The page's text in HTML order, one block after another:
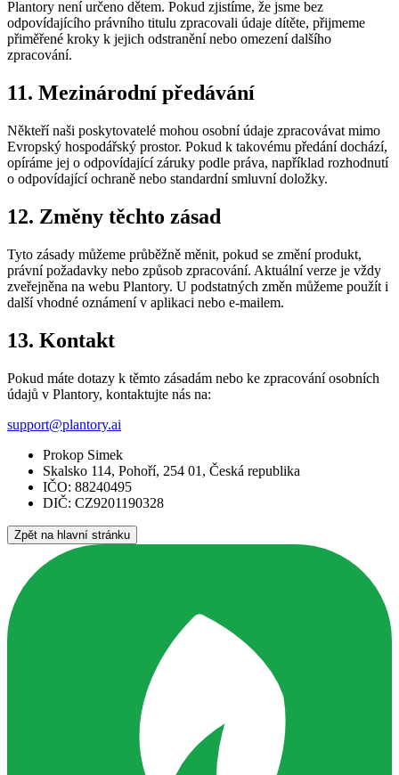
Plantory není určeno dětem. Pokud zjistíme, že jsme bez
odpovídajícího právního titulu zpracovali údaje dítěte, přijmeme
přiměřené kroky k jejich odstranění nebo omezení dalšího
zpracování.
11. Mezinárodní předávání
Někteří naši poskytovatelé mohou osobní údaje zpracovávat mimo
Evropský hospodářský prostor. Pokud k takovému předání dochází,
opíráme jej o odpovídající záruky podle práva, například rozhodnutí
o odpovídající ochraně nebo standardní smluvní doložky.
12. Změny těchto zásad
Tyto zásady můžeme průběžně měnit, pokud se změní produkt,
právní požadavky nebo způsob zpracování. Aktuální verze je vždy
zveřejněna na webu Plantory. U podstatných změn můžeme použít i
další vhodné oznámení v aplikaci nebo e-mailem.
13. Kontakt
Pokud máte dotazy k těmto zásadám nebo ke zpracování osobních
údajů v Plantory, kontaktujte nás na:
support@plantory.ai
Prokop Simek
Skalsko 114, Pohoří, 254 01, Česká republika
IČO: 88240495
DIČ: CZ9201190328
Zpět na hlavní stránku